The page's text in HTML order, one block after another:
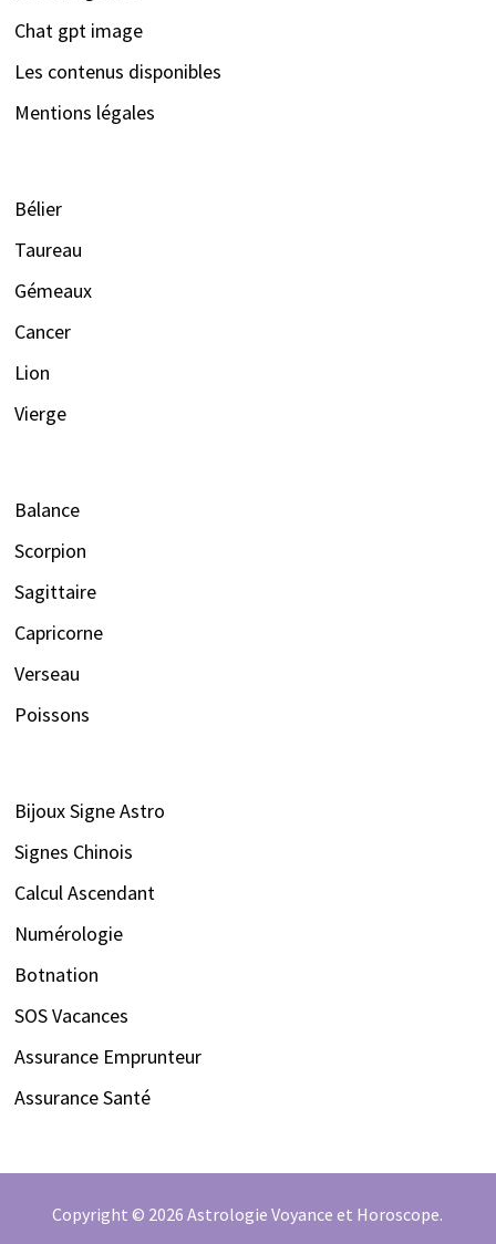
Chat gpt image
Les contenus disponibles
Mentions légales
Bélier
Taureau
Gémeaux
Cancer
Lion
Vierge
Balance
Scorpion
Sagittaire
Capricorne
Verseau
Poissons
Bijoux Signe Astro
Signes Chinois
Calcul Ascendant
Numérologie
Botnation
SOS Vacances
Assurance Emprunteur
Assurance Santé
Copyright © 2026Astrologie Voyance et Horoscope.